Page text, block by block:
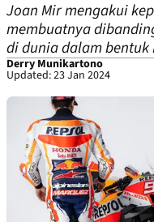
Joan Mir mengakui
membuatnya
di dunia dalam bentuk
Derry Munikartono
Updated: 23 Jan 2024